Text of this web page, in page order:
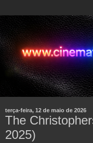
terça-feira, 12 de maio de 2026
The
2025)